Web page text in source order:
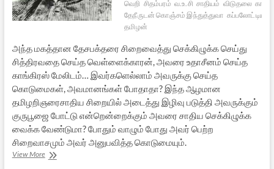
வெறி சிதம்பரம் வ.உ.சி சாதியம் விடுதலை காலை
தேநீருடன் கொஞ்சம் இந்துத்துவா கப்பலோட்டிய
தமிழன்
அந்த மகத்தான தேசபக்தரை சிறைவைத்து செக்கிழுக்க செய்து
சித்திரவதை செய்த வெள்ளைக்காரன், அவரை உதாசீனம் செய்த
காங்கிரஸ் மேலிடம்… இவர்களெல்லாம் அவருக்கு செய்த
கொடுமைகள், அவமானங்கள் போதாதா? இந்த ஆழமான
தமிழறிஞரைசாதிய சிறையில் அடைத்து இழிவு படுத்தி அவருக்கும்
குருபூஜை போட்டு என்றென்றைக்கும் அவரை சாதிய செக்கிழுக்க
வைக்க வேண்டுமா? போதும் வாழும் போது அவர் பெற்ற
சிறைவாசமும் அவர் அனுபவித்த கொடுமையும்.
View Moreவேண்டாம்